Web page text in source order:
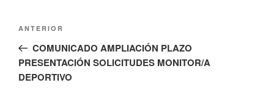
entradas
Entrada
anterior:
ANTERIOR
COMUNICADO AMPLIACIÓN PLAZO
PRESENTACIÓN SOLICITUDES MONITOR/A
DEPORTIVO